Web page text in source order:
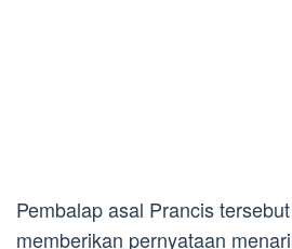
Pembalap asal Prancis
memberikan pernyataan